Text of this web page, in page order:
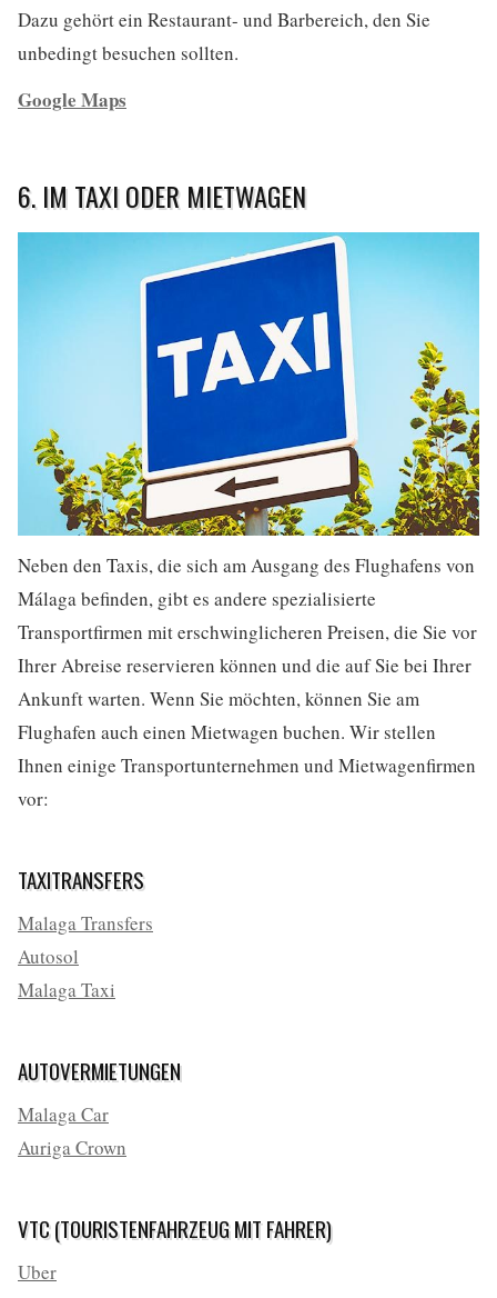
Dazu gehört ein Restaurant- und Barbereich, den Sie
unbedingt besuchen sollten.
Google Maps
6. IM TAXI ODER MIETWAGEN
Neben den Taxis, die sich am Ausgang des Flughafens von
Málaga befinden, gibt es andere spezialisierte
Transportfirmen mit erschwinglicheren Preisen, die Sie vor
Ihrer Abreise reservieren können und die auf Sie bei Ihrer
Ankunft warten. Wenn Sie möchten, können Sie am
Flughafen auch einen Mietwagen buchen. Wir stellen
Ihnen einige Transportunternehmen und Mietwagenfirmen
vor:
TAXITRANSFERS
Malaga Transfers
Autosol
Malaga Taxi
AUTOVERMIETUNGEN
Malaga Car
Auriga Crown
VTC (TOURISTENFAHRZEUG MIT FAHRER)
Uber